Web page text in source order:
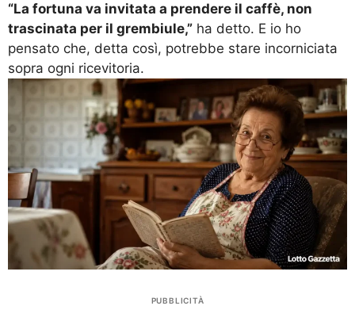
“La fortuna va invitata a prendere il caffè, non
trascinata per il grembiule,” ha detto. E io ho
pensato che, detta così, potrebbe stare incorniciata
sopra ogni ricevitoria.
PUBBLICITÀ